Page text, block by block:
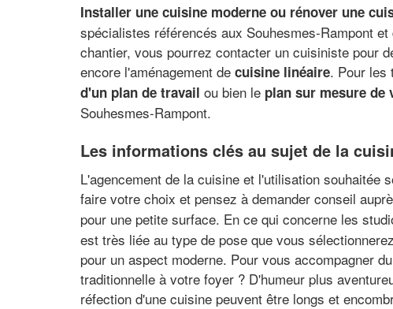
Installer une cuisine moderne ou rénover une
spécialistes référencés aux Souhesmes-Rampont
chantier, vous pourrez contacter un cuisiniste pour
encore l'aménagement de cuisine linéaire. Pour les
d'un plan de travail ou bien le plan sur mesure de
Souhesmes-Rampont.
Les informations clés au sujet de la
L'agencement de la cuisine et l'utilisation
faire votre choix et pensez à demander conseil
pour une petite surface. En ce qui concerne les
est très liée au type de pose que vous
pour un aspect moderne. Pour vous accompagner
traditionnelle à votre foyer ? D'humeur plus
réfection d'une cuisine peuvent être longs et